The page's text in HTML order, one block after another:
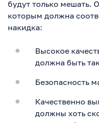
будут только мешать.
которым должна
накидка:
Высокое
должна быть
Безопасность
Качественно
должны хоть